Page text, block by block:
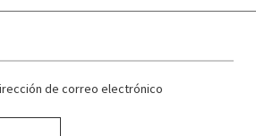
de correo electrónico